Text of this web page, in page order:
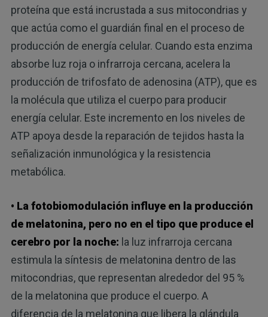
proteína que está incrustada a sus mitocondrias y
que actúa como el guardián final en el proceso de
producción de energía celular. Cuando esta enzima
absorbe luz roja o infrarroja cercana, acelera la
producción de trifosfato de adenosina (ATP), que es
la molécula que utiliza el cuerpo para producir
energía celular. Este incremento en los niveles de
ATP apoya desde la reparación de tejidos hasta la
señalización inmunológica y la resistencia
metabólica.
• La fotobiomodulación influye en la producción
de melatonina, pero no en el tipo que produce el
cerebro por la noche: la luz infrarroja cercana
estimula la síntesis de melatonina dentro de las
mitocondrias, que representan alrededor del 95 %
de la melatonina que produce el cuerpo. A
diferencia de la melatonina que libera la glándula